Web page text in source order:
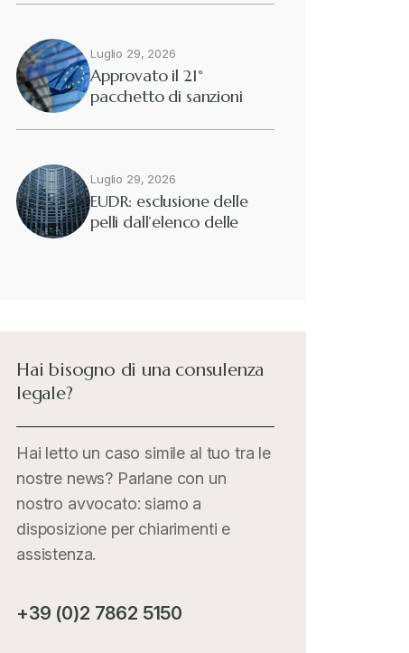
Luglio 29, 2026
Approvato il 21°
pacchetto di sanzioni
Luglio 29, 2026
EUDR: esclusione delle
pelli dall’elenco delle
Hai bisogno di una consulenza
legale?
Hai letto un caso simile al tuo tra le
nostre news? Parlane con un
nostro avvocato: siamo a
disposizione per chiarimenti e
assistenza.
+39 (0)2 7862 5150